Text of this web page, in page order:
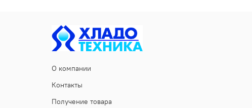
О компании
Контакты
Получение товара